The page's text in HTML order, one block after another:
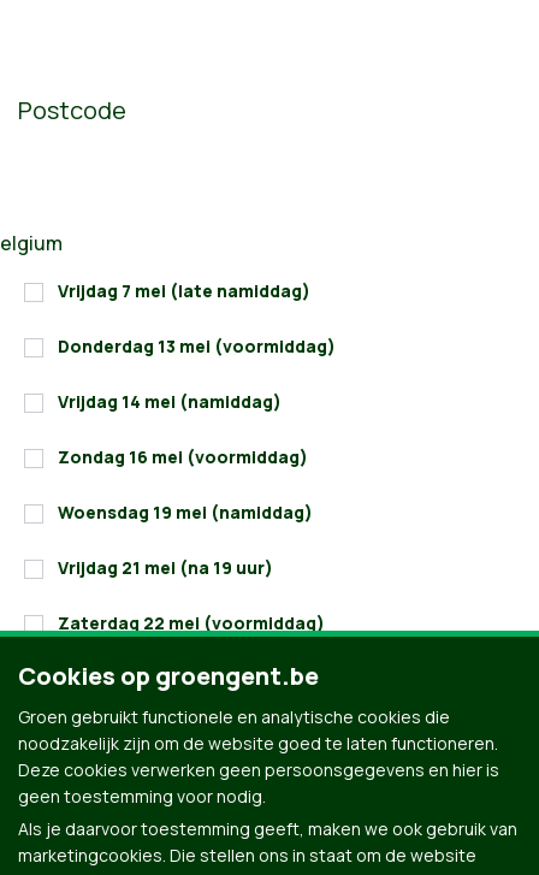
Postcode
Vrijdag 7 mei (late namiddag)
Donderdag 13 mei (voormiddag)
Vrijdag 14 mei (namiddag)
Zondag 16 mei (voormiddag)
Woensdag 19 mei (namiddag)
Vrijdag 21 mei (na 19 uur)
Zaterdag 22 mei (voormiddag)
Maandag 31 mei (avond)
*Verplichte velden
Cookies op groengent.be
Groen gebruikt functionele en analytische cookies die
noodzakelijk zijn om de website goed te laten functioneren.
Deze cookies verwerken geen persoonsgegevens en hier is
geen toestemming voor nodig.
Als je daarvoor toestemming geeft, maken we ook gebruik van
marketingcookies. Die stellen ons in staat om de website